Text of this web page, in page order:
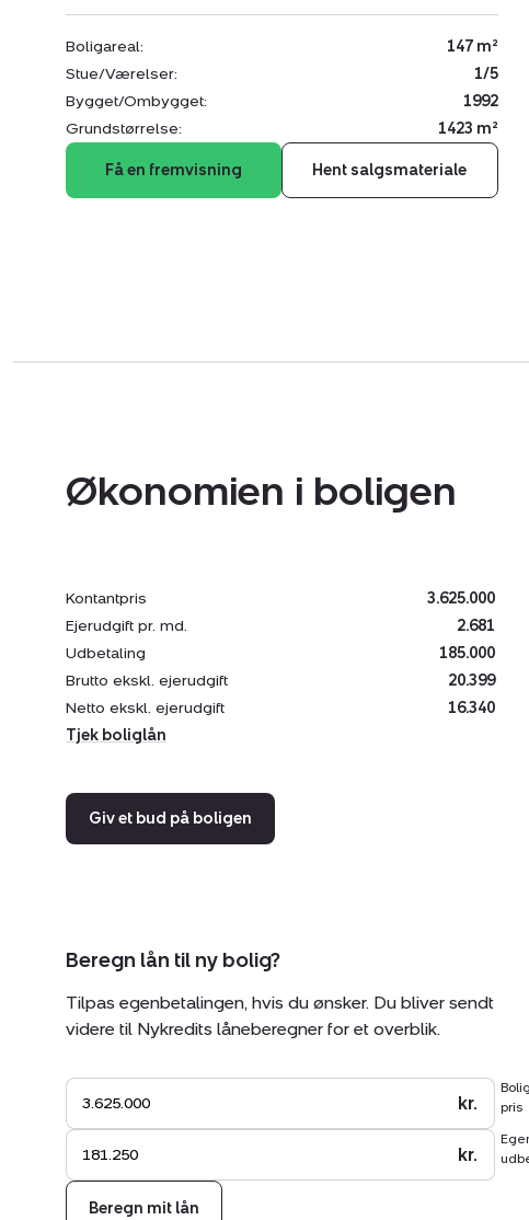
Boligareal:
147 m²
Stue/Værelser:
1/5
Bygget/Ombygget:
1992
Grundstørrelse:
1423 m²
Få en fremvisning Hent salgsmateriale
Økonomien i boligen
Kontantpris
3.625.000
Ejerudgift pr. md.
2.681
Udbetaling
185.000
Brutto ekskl. ejerudgift
20.399
Netto ekskl. ejerudgift
16.340
Tjek boliglån
Giv et bud på boligen
Beregn lån til ny bolig?
Tilpas egenbetalingen, hvis du ønsker. Du bliver sendt
videre til Nykredits låneberegner for et overblik.
pris
kr.
kr.
Beregn mit lån